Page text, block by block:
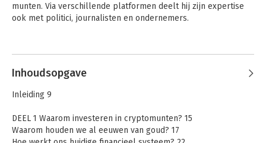
munten. Via verschillende platformen deelt hij zijn expertise
ook met politici, journalisten en ondernemers.
Inhoudsopgave
Inleiding 9
DEEL 1 Waarom investeren in cryptomunten? 15
Waarom houden we al eeuwen van goud? 17